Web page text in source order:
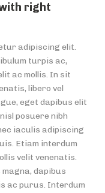
right
adipiscing elit.
turpis ac,
ac mollis. In sit
libero vel
eget dapibus elit
posuere nibh
iaculis adipiscing
Etiam interdum
velit venenatis.
dapibus
ac purus. Interdum